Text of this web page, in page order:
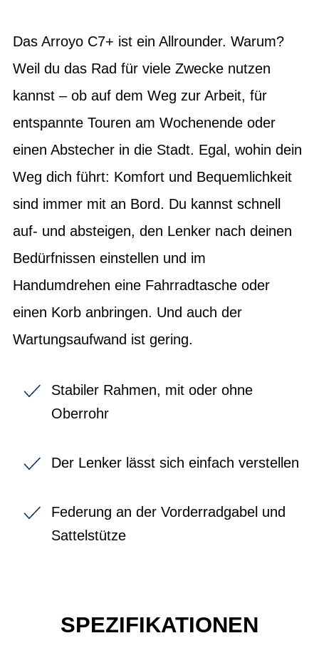
Das Arroyo C7+ ist ein Allrounder. Warum?
Weil du das Rad für viele Zwecke nutzen
kannst – ob auf dem Weg zur Arbeit, für
entspannte Touren am Wochenende oder
einen Abstecher in die Stadt. Egal, wohin dein
Weg dich führt: Komfort und Bequemlichkeit
sind immer mit an Bord. Du kannst schnell
auf- und absteigen, den Lenker nach deinen
Bedürfnissen einstellen und im
Handumdrehen eine Fahrradtasche oder
einen Korb anbringen. Und auch der
Wartungsaufwand ist gering.
Stabiler Rahmen, mit oder ohne
Oberrohr
Der Lenker lässt sich einfach verstellen
Federung an der Vorderradgabel und
Sattelstütze
SPEZIFIKATIONEN